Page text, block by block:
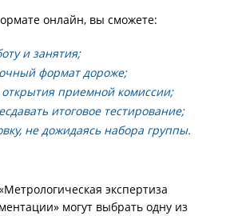
онлайн, вы сможете:
и занятия;
формат дороже;
приемной комиссии;
итоговое тестирование;
не дожидаясь набора группы.
экспертиза
могут выбрать одну из